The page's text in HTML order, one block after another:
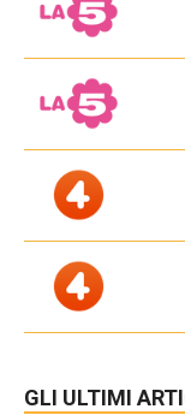
GLI ULTIMI